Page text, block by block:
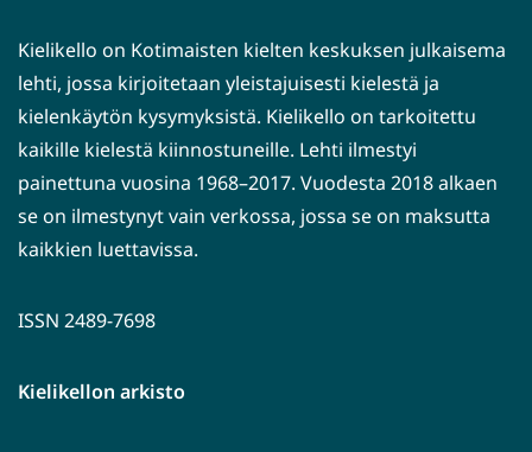
Kielikello on Kotimaisten kielten keskuksen julkaisema
lehti, jossa kirjoitetaan yleistajuisesti kielestä ja
kielenkäytön kysymyksistä. Kielikello on tarkoitettu
kaikille kielestä kiinnostuneille. Lehti ilmestyi
painettuna vuosina 1968–2017. Vuodesta 2018 alkaen
se on ilmestynyt vain verkossa, jossa se on maksutta
kaikkien luettavissa.
ISSN 2489-7698
Kielikellon arkisto